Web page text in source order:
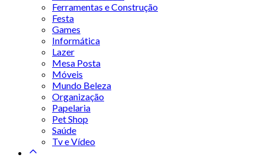
Ferramentas e Construção
Festa
Games
Informática
Lazer
Mesa Posta
Móveis
Mundo Beleza
Organização
Papelaria
Pet Shop
Saúde
Tv e Vídeo